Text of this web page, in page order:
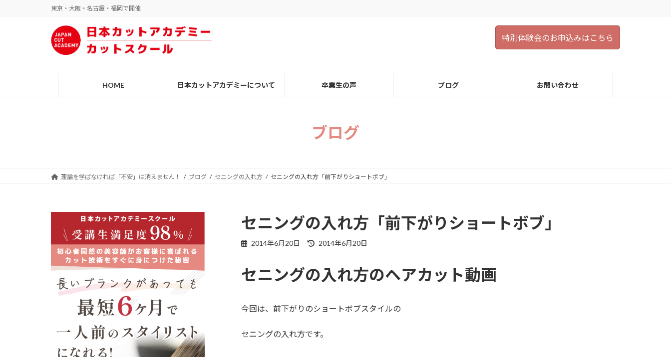
東京・大阪・名古屋・福岡で開催
特別体験会のお申込みはこちら
HOME 日本カットアカデミーについて 卒業生の声 ブログ お問い合わせ
ブログ
理論を学ばなければ「不安」は消えません！ ブログ セニングの入れ方 セニングの入れ方「前下がりショートボブ」
セニングの入れ方「前下がりショートボブ」
2014年6月20日
最
新
日
2014年6月20日
セニングの入れ方のヘアカット動画
今回は、前下がりのショートボブスタイルの
セニングの入れ方です。